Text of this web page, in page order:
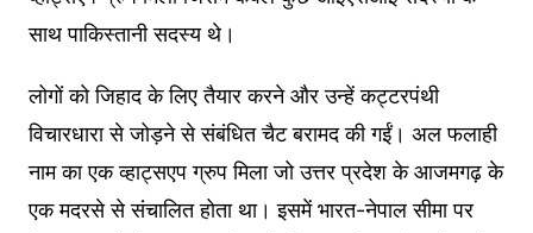
साथ पाकिस्तानी सदस्य थे।
लोगों को जिहाद के लिए तैयार करने और उन्हें कट्टरपंथी
विचारधारा से जोड़ने से संबंधित चैट बरामद की गईं। अल फलाही
नाम का एक व्हाट्सएप ग्रुप मिला जो उत्तर प्रदेश के आजमगढ़ के
एक मदरसे से संचालित होता था। इसमें भारत-नेपाल सीमा पर